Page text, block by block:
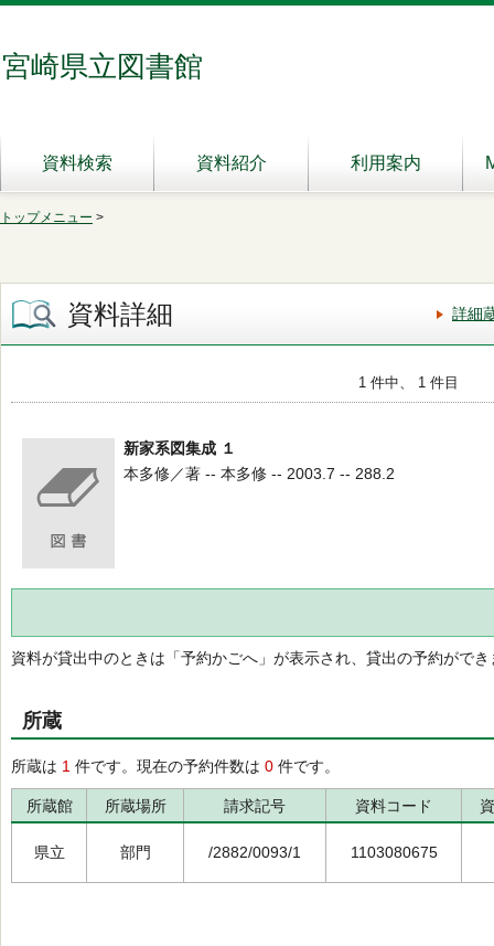
宮崎県立図書館
資料検索 資料紹介 利用案内
トップメニュー >
資料詳細 詳細
1 件中、 1 件目
新家系図集成 １
本多修／著 -- 本多修 -- 2003.7 -- 288.2
資料が貸出中のときは「予約かごへ」が表示され、貸出の予約ができ
所蔵
所蔵は 1 件です。現在の予約件数は 0 件です。
所蔵館 所蔵場所 請求記号 資料コード
県立 部門 /2882/0093/1 1103080675